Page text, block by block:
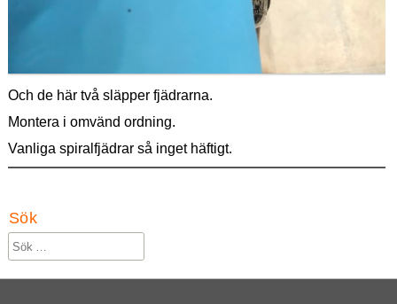
Och de här två släpper fjädrarna.
Montera i omvänd ordning.
Vanliga spiralfjädrar så inget häftigt.
Sök